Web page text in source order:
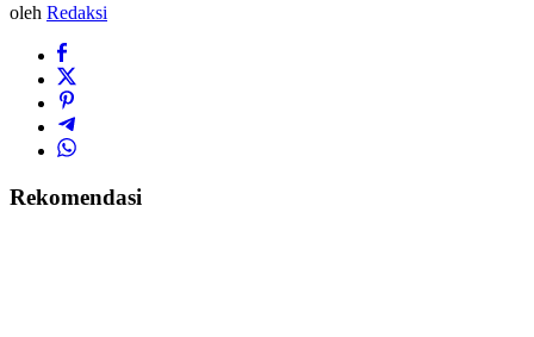
oleh Redaksi
Rekomendasi